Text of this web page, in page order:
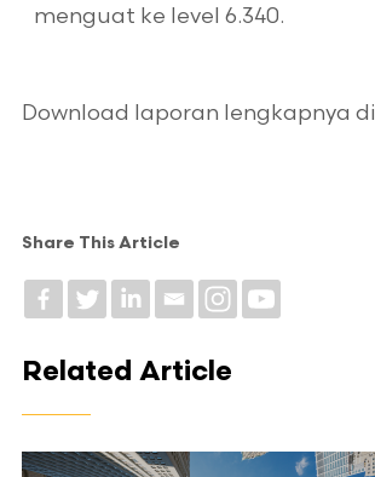
menguat ke level 6.340.
Download laporan lengkapnya di
Share This Article
Related Article